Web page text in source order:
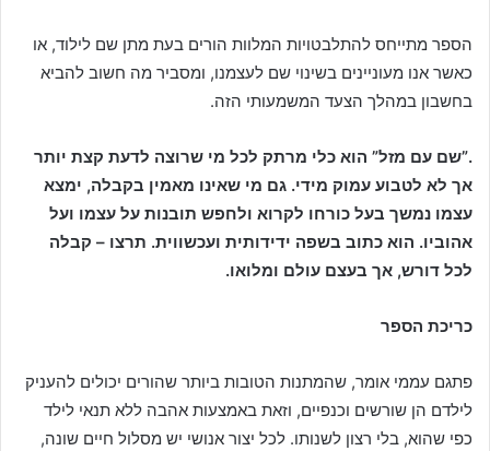
הספר מתייחס להתלבטויות המלוות הורים בעת מתן שם לילוד, או
כאשר אנו מעוניינים בשינוי שם לעצמנו, ומסביר מה חשוב להביא
בחשבון במהלך הצעד המשמעותי הזה.
.”שם עם מזל” הוא כלי מרתק לכל מי שרוצה לדעת קצת יותר
אך לא לטבוע עמוק מידי. גם מי שאינו מאמין בקבלה, ימצא
עצמו נמשך בעל כורחו לקרוא ולחפש תובנות על עצמו ועל
אהוביו. הוא כתוב בשפה ידידותית ועכשווית. תרצו – קבלה
לכל דורש, אך בעצם עולם ומלואו.
כריכת הספר
פתגם עממי אומר, שהמתנות הטובות ביותר שהורים יכולים להעניק
לילדם הן שורשים וכנפיים, וזאת באמצעות אהבה ללא תנאי לילד
כפי שהוא, בלי רצון לשנותו. לכל יצור אנושי יש מסלול חיים שונה,